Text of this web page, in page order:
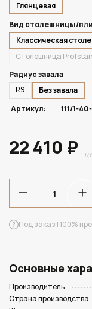
Глянцевая
Вид столешницы/
Классическая
Столешница
Радиус завала
R9
Без завала
Артикул:
111/1-
22 410 ₽
Под заказ | 100%
Основные
Производитель
Страна производства